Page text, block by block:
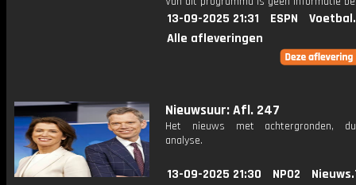
13-09-2025 21:31 ESPN
Alle afleveringen
Nieuwsuur: Afl. 247
Het nieuws met achtergronden,
analyse.
13-09-2025 21:30 NPO2